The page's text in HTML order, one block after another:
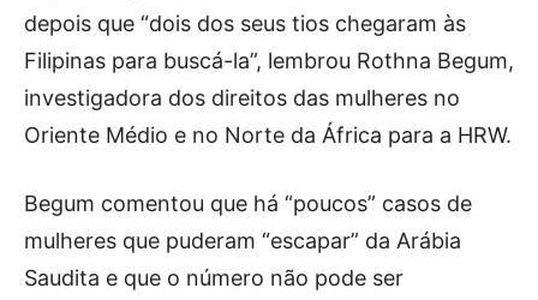
depois que “dois dos seus tios chegaram às
Filipinas para buscá-la”, lembrou Rothna Begum,
investigadora dos direitos das mulheres no
Oriente Médio e no Norte da África para a HRW.
Begum comentou que há “poucos” casos de
mulheres que puderam “escapar” da Arábia
Saudita e que o número não pode ser